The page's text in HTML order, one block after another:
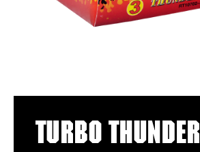
Turbo Thunder